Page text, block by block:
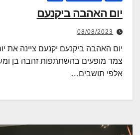
יום האהבה ביקנעם
08/08/2023
צמד מופעים בהשתתפות זהבה בן
אלפי תושבים…